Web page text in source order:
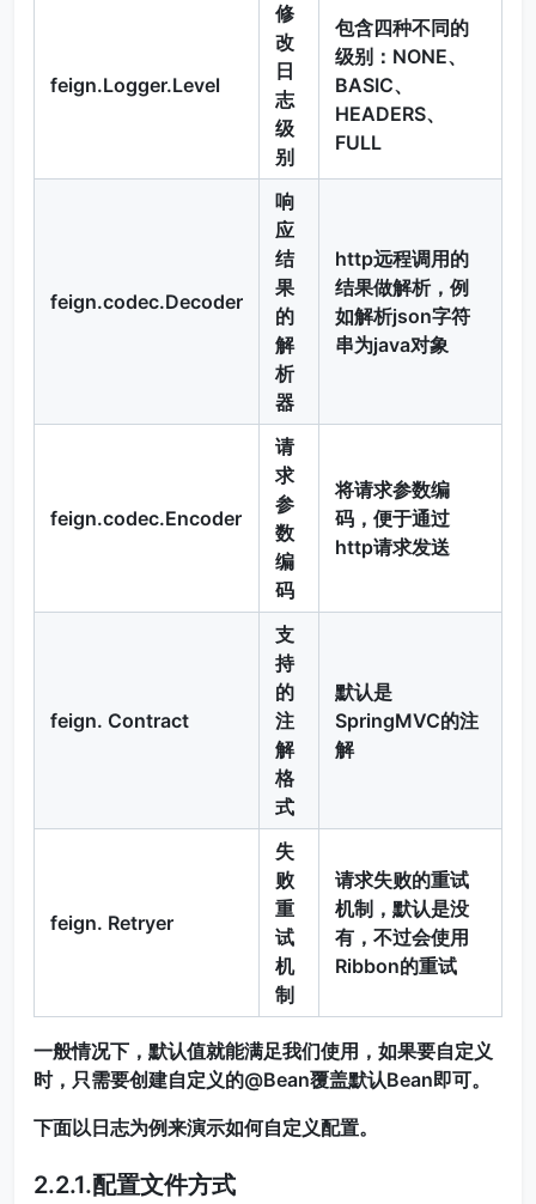
feign.Logger.Level
修
改
日
志
级
别
包含四种不同的
级别：NONE、
BASIC、
HEADERS、
FULL
feign.codec.Decoder
响
应
结
果
的
解
析
器
http远程调用的
结果做解析，例
如解析json字符
串为java对象
feign.codec.Encoder
请
求
参
数
编
码
将请求参数编
码，便于通过
http请求发送
feign. Contract
支
持
的
注
解
格
式
默认是
SpringMVC的注
解
feign. Retryer
失
败
重
试
机
制
请求失败的重试
机制，默认是没
有，不过会使用
Ribbon的重试
一般情况下，默认值就能满足我们使用，如果要自定义
时，只需要创建自定义的@Bean覆盖默认Bean即可。
下面以日志为例来演示如何自定义配置。
2.2.1.配置文件方式